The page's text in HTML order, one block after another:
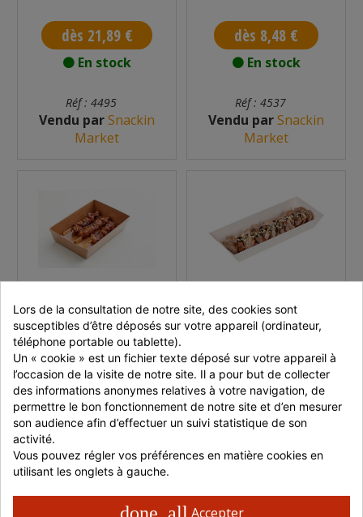
dès 21,89 €
En stock
Réf : 4495
Vendu parSnackin
Market
dès 8,48 €
En stock
Réf : 4537
Vendu parSnackin
Market
BROCHETTES
YAKITORI 40G X 40
HALAL- SURGELEE
Colis de 40 unités
dès 24,99 €
En stock
Vendu par
Distram
ÉMINCÉS DE POULET
RÔTIS TEX MEX HALAL
IQF 1 KG
dès 11,31 €
En stock
Vendu par
Lors de la consultation de notre site, des cookies sont
susceptibles d’être déposés sur votre appareil (ordinateur,
téléphone portable ou tablette).
Un « cookie » est un fichier texte déposé sur votre appareil à
l’occasion de la visite de notre site. Il a pour but de collecter
des informations anonymes relatives à votre navigation, de
permettre le bon fonctionnement de notre site et d’en mesurer
son audience afin d’effectuer un suivi statistique de son
activité.
Vous pouvez régler vos préférences en matière cookies en
utilisant les onglets à gauche.
Accepter